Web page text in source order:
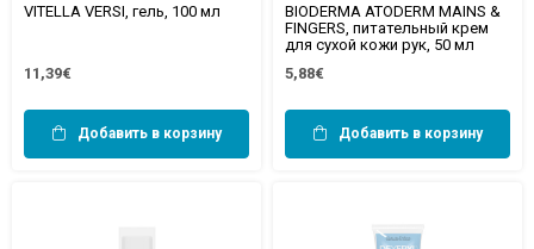
VITELLA VERSI, гель, 100 мл
11,39€
Добавить в корзину
BIODERMA ATODERM MAINS &
FINGERS, питательный крем
для сухой кожи рук, 50 мл
5,88€
Добавить в корзину